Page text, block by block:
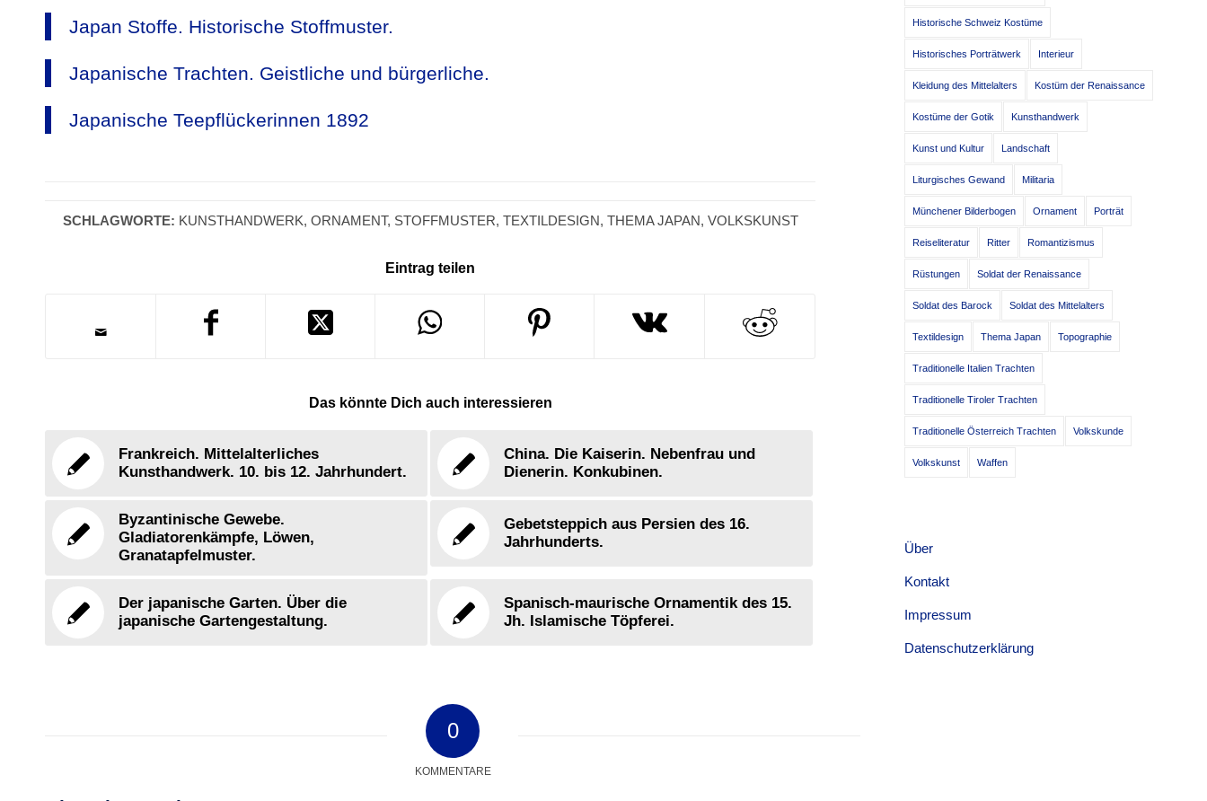
Japan Stoffe. Historische Stoffmuster.
Japanische Trachten. Geistliche und bürgerliche.
Japanische Teepflückerinnen 1892
SCHLAGWORTE: KUNSTHANDWERK, ORNAMENT, STOFFMUSTER, TEXTILDESIGN, THEMA JAPAN, VOLKSKUNST
Eintrag teilen
Das könnte Dich auch interessieren
Frankreich. Mittelalterliches
Kunsthandwerk. 10. bis 12. Jahrhundert.
China. Die Kaiserin. Nebenfrau und
Dienerin. Konkubinen.
Byzantinische Gewebe.
Gladiatorenkämpfe, Löwen,
Granatapfelmuster.
Gebetsteppich aus Persien des 16.
Jahrhunderts.
Der japanische Garten. Über die
japanische Gartengestaltung.
Spanisch-maurische Ornamentik des 15.
Jh. Islamische Töpferei.
0
KOMMENTARE
Historische Schweiz Kostüme
Historisches Porträtwerk Interieur
Kleidung des Mittelalters Kostüm der Renaissance
Kostüme der Gotik Kunsthandwerk
Kunst und Kultur Landschaft
Liturgisches Gewand Militaria
Münchener Bilderbogen Ornament Porträt
Reiseliteratur Ritter Romantizismus
Rüstungen Soldat der Renaissance
Soldat des Barock Soldat des Mittelalters
Textildesign Thema Japan Topographie
Traditionelle Italien Trachten
Traditionelle Tiroler Trachten
Traditionelle Österreich Trachten Volkskunde
Volkskunst Waffen
Über
Kontakt
Impressum
Datenschutzerklärung